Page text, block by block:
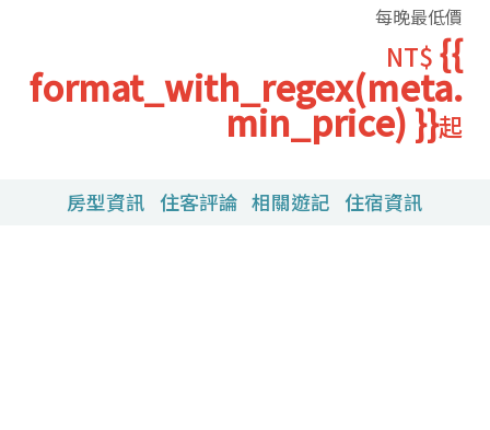
每晚最低價
NT$ {{
format_with_regex(meta.
min_price) }}起
房型資訊 住客評論 相關遊記 住宿資訊